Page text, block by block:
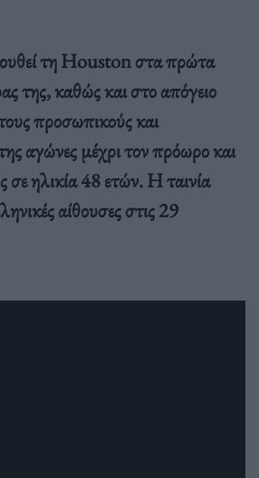
τη Houston στα πρώτα
της, καθώς και στο απόγειο
προσωπικούς και
αγώνες μέχρι τον πρόωρο και
σε ηλικία 48 ετών. Η ταινία
αίθουσες στις 29